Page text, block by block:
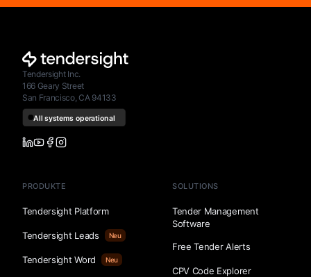
Tendersight Inc.
166 Geary Street
San Francisco, CA 94133
PRODUKTE
Tendersight Platform
Tendersight Leads Neu
Tendersight Word Neu
SOLUTIONS
Tender Management
Software
Free Tender Alerts
CPV Code Explorer